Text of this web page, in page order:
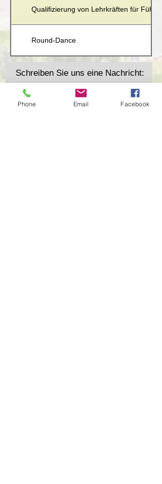
Qualifizierung von Lehrkräften für
Round-Dance
Schreiben Sie uns eine Nachricht:
Phone Email Facebook